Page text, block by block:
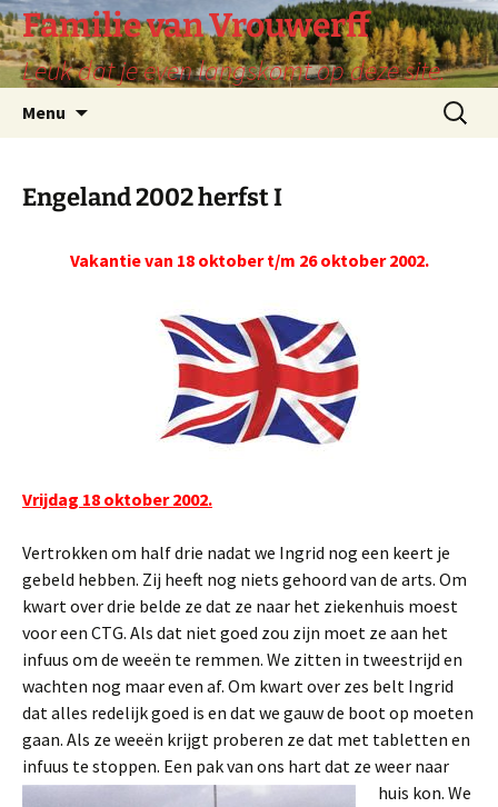
Ga
naar
de
inhoud
Familie van Vrouwerff
Leuk dat je even langskomt op deze site.
Menu
Zoeken
naar:
Engeland 2002 herfst I
Vakantie van 18 oktober t/m 26 oktober 2002.
Vrijdag 18 oktober 2002.
Vertrokken om half drie nadat we Ingrid nog een keert je
gebeld hebben. Zij heeft nog niets gehoord van de arts. Om
kwart over drie belde ze dat ze naar het ziekenhuis moest
voor een CTG. Als dat niet goed zou zijn moet ze aan het
infuus om de weeën te remmen. We zitten in tweestrijd en
wachten nog maar even af. Om kwart over zes belt Ingrid
dat alles redelijk goed is en dat we gauw de boot op moeten
gaan. Als ze weeën krijgt proberen ze dat met tabletten en
infuus te stoppen. Een pak van ons hart dat ze weer naar
huis kon. We